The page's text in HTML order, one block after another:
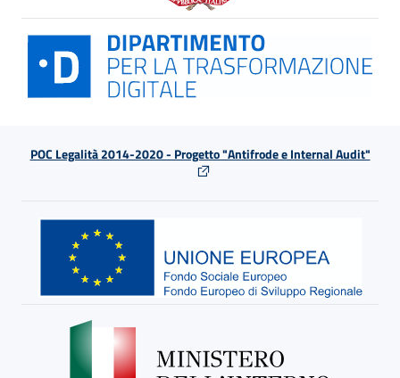
POC Legalità 2014-2020 - Progetto "Antifrode e Internal Audit"